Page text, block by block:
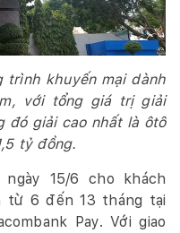
trình khuyến mại dành
với tổng giá trị giải
đó giải cao nhất là ôtô
tỷ đồng.
15/6 cho khách
từ 6 đến 13 tháng tại
Pay. Với giao